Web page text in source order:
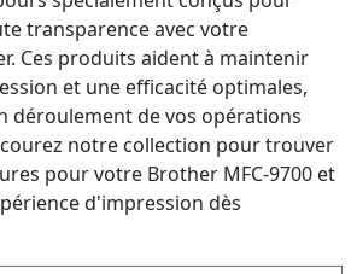
transparence avec votre
Ces produits aident à maintenir
et une efficacité optimales,
déroulement de vos opérations
notre collection pour trouver
pour votre Brother MFC-9700 et
d'impression dès